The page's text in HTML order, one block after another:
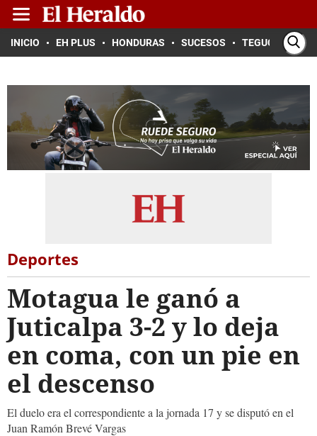
INICIO EH PLUS HONDURAS SUCESOS TEGUCIGALPA
Deportes
Motagua le ganó a
Juticalpa 3-2 y lo deja
en coma, con un pie en
el descenso
El duelo era el correspondiente a la jornada 17 y se disputó en el
Juan Ramón Brevé Vargas